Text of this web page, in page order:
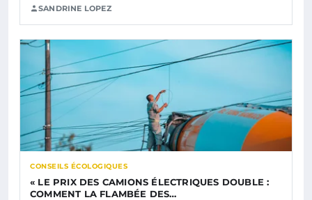
SANDRINE LOPEZ
CONSEILS ÉCOLOGIQUES
« LE PRIX DES CAMIONS ÉLECTRIQUES DOUBLE :
COMMENT LA FLAMBÉE DES…